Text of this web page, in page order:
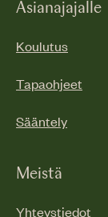
Asianajajalle
Koulutus
Tapaohjeet
Sääntely
Meistä
Yhteystiedot